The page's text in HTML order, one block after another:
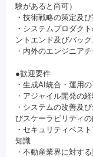
験があると尚可）
・技術戦略の策定及
・システムプロダク
ントエンド及びバッ
・内外のエンジニア
●歓迎要件
・生成AI統合・運用
・アジャイル開発の
・システムの改善及
びスケーラビリティの
・セキュリティベス
知識
・不動産業界に対す